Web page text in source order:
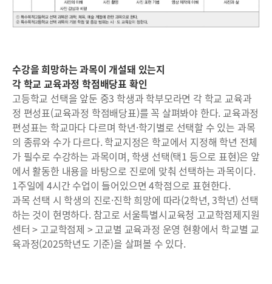
수강을 희망하는 과목이 개설돼 있는지
각 학교 교육과정 학점배당표 확인
고등학교 선택을 앞둔 중3 학생과 학부모라면 각 학교 교육과
정 편성표(교육과정 학점배당표)를 꼭 살펴봐야 한다. 교육과정
편성표는 학교마다 다르며 학년·학기별로 선택할 수 있는 과목
의 종류와 수가 다르다. 학교지정은 학교에서 지정해 학년 전체
가 필수로 수강하는 과목이며, 학생 선택(택1 등으로 표현)은 앞
에서 활동한 내용을 바탕으로 진로에 맞춰 선택하는 과목이다.
1주일에 4시간 수업이 들어있으면 4학점으로 표현한다.
과목 선택 시 학생의 진로·진학 희망에 따라(2학년, 3학년) 선택
하는 것이 현명하다. 참고로 서울특별시교육청 고교학점제지원
센터 > 고교학점제 > 고교별 교육과정 운영 현황에서 학교별 교
육과정(2025학년도 기준)을 살펴볼 수 있다.